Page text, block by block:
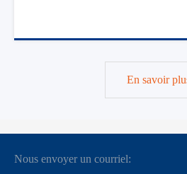
En savoir
Nous envoyer un courriel: